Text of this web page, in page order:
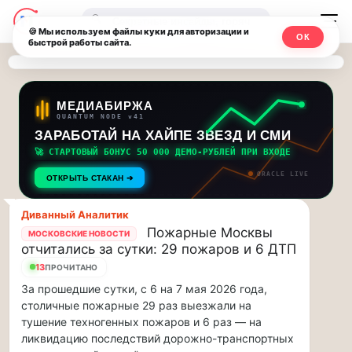
Последние
новости
и
обновления
потока:
Друзья,
приглашаем
на
музыкальную
прогулку
по
Москве
Чайковского!…
Друзья,
приглашаем
на
музыкальную
Москвичи.net
—
Главный
столичный
чат-
мессенджер,
новости
и
инсайды
Москвы
🔍
МЕДИАБИРЖА
QUANTUM NODE v41
ЗАРАБОТАЙ НА ХАЙПЕ ЗВЕЗД И СМИ
🚀 СТАРТОВЫЙ БОНУС 50 000 ДЕМО-РУБЛЕЙ ПРИ ВХОДЕ
ОТКРЫТЬ СТАКАН ➔ ORACLE LIVE
Диванный Аналитик
МОСКОВСКИЕ НОВОСТИ
Пожарные Москвы
отчитались за сутки: 29 пожаров и 6 ДТП
13ПРОЧИТАНО
За прошедшие сутки, с 6 на 7 мая 2026 года,
столичные пожарные 29 раз выезжали на
тушение техногенных пожаров и 6 раз — на
ликвидацию последствий дорожно-транспортных
🍪 Мы используем файлы куки для авторизации и
быстрой работы сайта.
ОК